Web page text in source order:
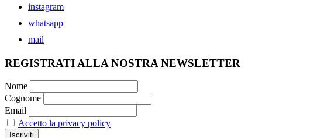
instagram
whatsapp
mail
REGISTRATI ALLA NOSTRA NEWSLETTER
Nome
Cognome
Email
Accetto la privacy policy